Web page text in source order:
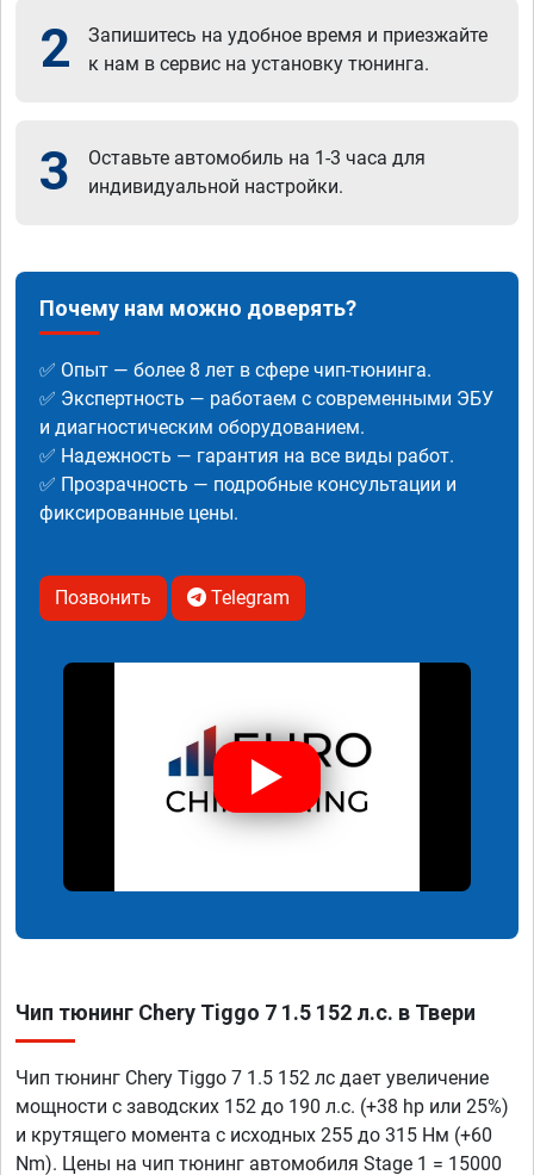
2
Запишитесь на удобное время и приезжайте
к нам в сервис на установку тюнинга.
3
Оставьте автомобиль на 1-3 часа для
индивидуальной настройки.
Почему нам можно доверять?
✅ Опыт — более 8 лет в сфере чип-тюнинга.
✅ Экспертность — работаем с современными ЭБУ
и диагностическим оборудованием.
✅ Надежность — гарантия на все виды работ.
✅ Прозрачность — подробные консультации и
фиксированные цены.
Позвонить Telegram
Чип тюнинг Chery Tiggo 7 1.5 152 л.с. в Твери
Чип тюнинг Chery Tiggo 7 1.5 152 лс дает увеличение
мощности с заводских 152 до 190 л.с. (+38 hp или 25%)
и крутящего момента с исходных 255 до 315 Нм (+60
Nm). Цены на чип тюнинг автомобиля Stage 1 = 15000